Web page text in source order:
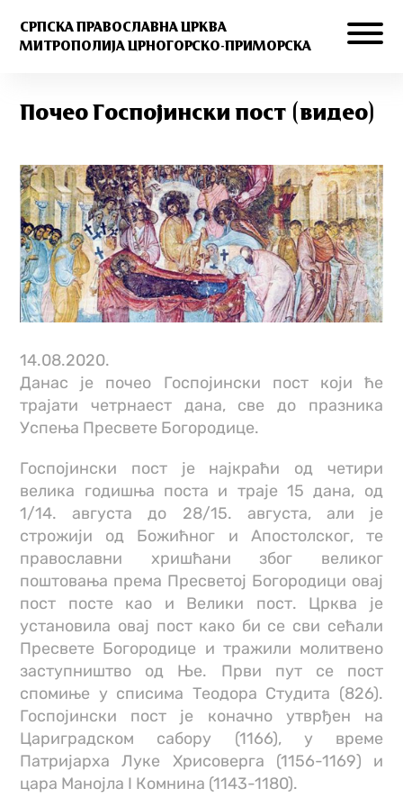
СРПСКА ПРАВОСЛАВНА ЦРКВА
МИТРОПОЛИЈА ЦРНОГОРСКО-ПРИМОРСКА
Почео Госпојински пост (видео)
14.08.2020.
Данас је почео Госпојински пост који ће
трајати четрнаест дана, све до празника
Успења Пресвете Богородице.
Госпојински пост је најкраћи од четири
велика годишња поста и траје 15 дана, од
1/14. августа до 28/15. августа, али је
строжији од Божићног и Апостолског, те
православни хришћани због великог
поштовања према Пресветој Богородици овај
пост посте као и Велики пост. Црква је
установила овај пост како би се сви сећали
Пресвете Богородице и тражили молитвено
заступништво од Ње. Први пут се пост
спомиње у списима Теодора Студита (826).
Госпојински пост је коначно утврђен на
Цариградском сабору (1166), у време
Патријарха Луке Хрисоверга (1156-1169) и
цара Манојла I Комнина (1143-1180).